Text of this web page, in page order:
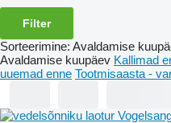
Filter
Sorteerimine: Avaldamise
Avaldamise kuupäev Kallimad
uuemad enne Tootmisaasta -